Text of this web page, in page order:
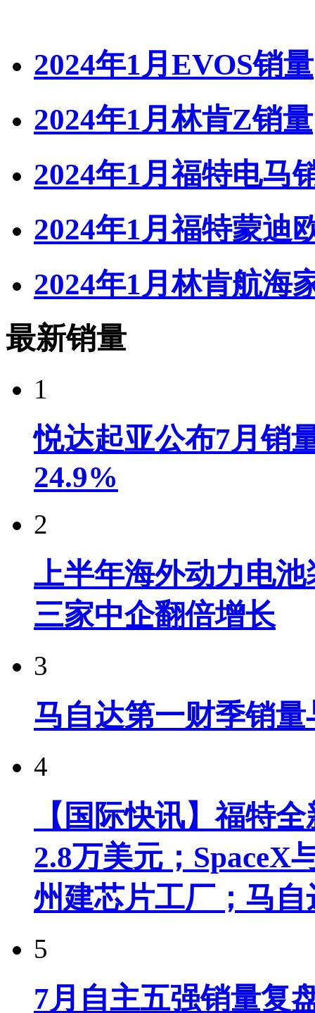
2024年1月EVOS销量
2024年1月林肯Z销量
2024年1月福特电马
2024年1月福特蒙迪
2024年1月林肯航海
最新销量
1
悦达起亚公布7月销
24.9%
2
上半年海外动力电
三家中企翻倍增长
3
马自达第一财季销
4
【国际快讯】福特
2.8万美元；SpaceX
州建芯片工厂；马
5
7月自主五强销量复